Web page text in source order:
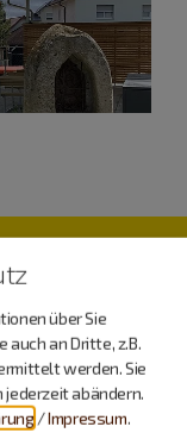
über Sie
an Dritte, z.B.
werden. Sie
jederzeit abändern.
/Impressum.